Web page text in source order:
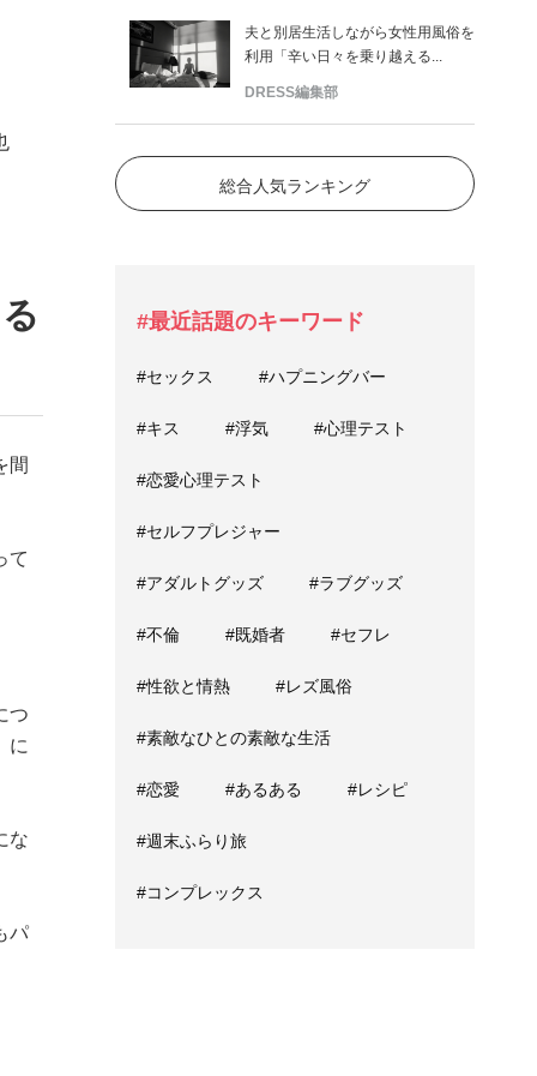
間
て
つ
に
な
パ
夫と別居生活しながら女性用風俗を
利用「辛い日々を乗り越える...
DRESS編集部
総合人気ランキング
#最近話題のキーワード
#セックス #ハプニングバー
#キス #浮気 #心理テスト
#恋愛心理テスト
#セルフプレジャー
#アダルトグッズ #ラブグッズ
#不倫 #既婚者 #セフレ
#性欲と情熱 #レズ風俗
#素敵なひとの素敵な生活
#恋愛 #あるある #レシピ
#週末ふらり旅
#コンプレックス